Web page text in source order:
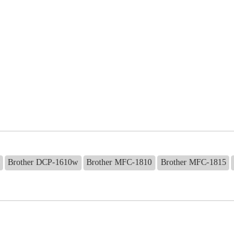
Brother DCP-1610w Brother MFC-1810 Brother MFC-1815